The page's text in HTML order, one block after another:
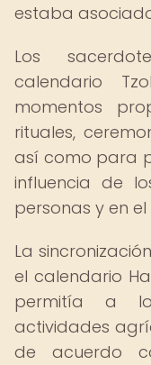
estaba
Los
calendario
momentos
rituales,
así como para
influencia de
personas y en
La
el calendario
permitía a
actividades
de acuerdo